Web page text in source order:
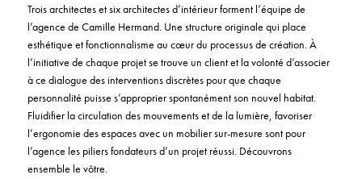
Trois architectes et six architectes d’intérieur forment l’équipe de
l’agence de Camille Hermand. Une structure originale qui place
esthétique et fonctionnalisme au cœur du processus de création. À
l’initiative de chaque projet se trouve un client et la volonté d’associer
à ce dialogue des interventions discrètes pour que chaque
personnalité puisse s’approprier spontanément son nouvel habitat.
Fluidifier la circulation des mouvements et de la lumière, favoriser
l’ergonomie des espaces avec un mobilier sur-mesure sont pour
l’agence les piliers fondateurs d’un projet réussi. Découvrons
ensemble le vôtre.